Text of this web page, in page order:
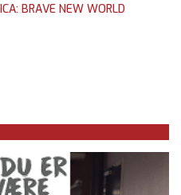
BRAVE NEW WORLD